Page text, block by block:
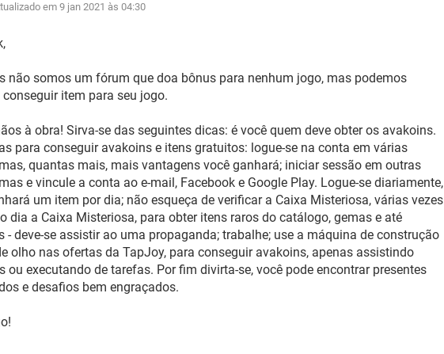
em 9 jan 2021 às 04:30
não somos um fórum que doa bônus para nenhum jogo, mas podemos
item para seu jogo.
à obra! Sirva-se das seguintes dicas: é você quem deve obter os avakoins.
para conseguir avakoins e itens gratuitos: logue-se na conta em várias
quantas mais, mais vantagens você ganhará; iniciar sessão em outras
e vincule a conta ao e-mail, Facebook e Google Play. Logue-se diariamente,
um item por dia; não esqueça de verificar a Caixa Misteriosa, várias vezes
dia a Caixa Misteriosa, para obter itens raros do catálogo, gemas e até
- deve-se assistir ao uma propaganda; trabalhe; use a máquina de construção
olho nas ofertas da TapJoy, para conseguir avakoins, apenas assistindo
ou executando de tarefas. Por fim divirta-se, você pode encontrar presentes
e desafios bem engraçados.